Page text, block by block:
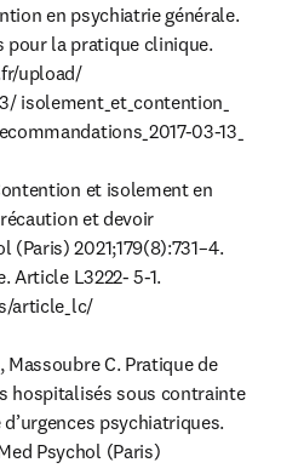
en psychiatrie générale.
pour la pratique clinique.
upload/
isolement_et_contention_
03-13_
et isolement en
et devoir
(Paris) 2021;179(8):731–4.
Article L3222- 5-1.
article_lc/
Massoubre C. Pratique de
hospitalisés sous contrainte
psychiatriques.
Psychol (Paris)